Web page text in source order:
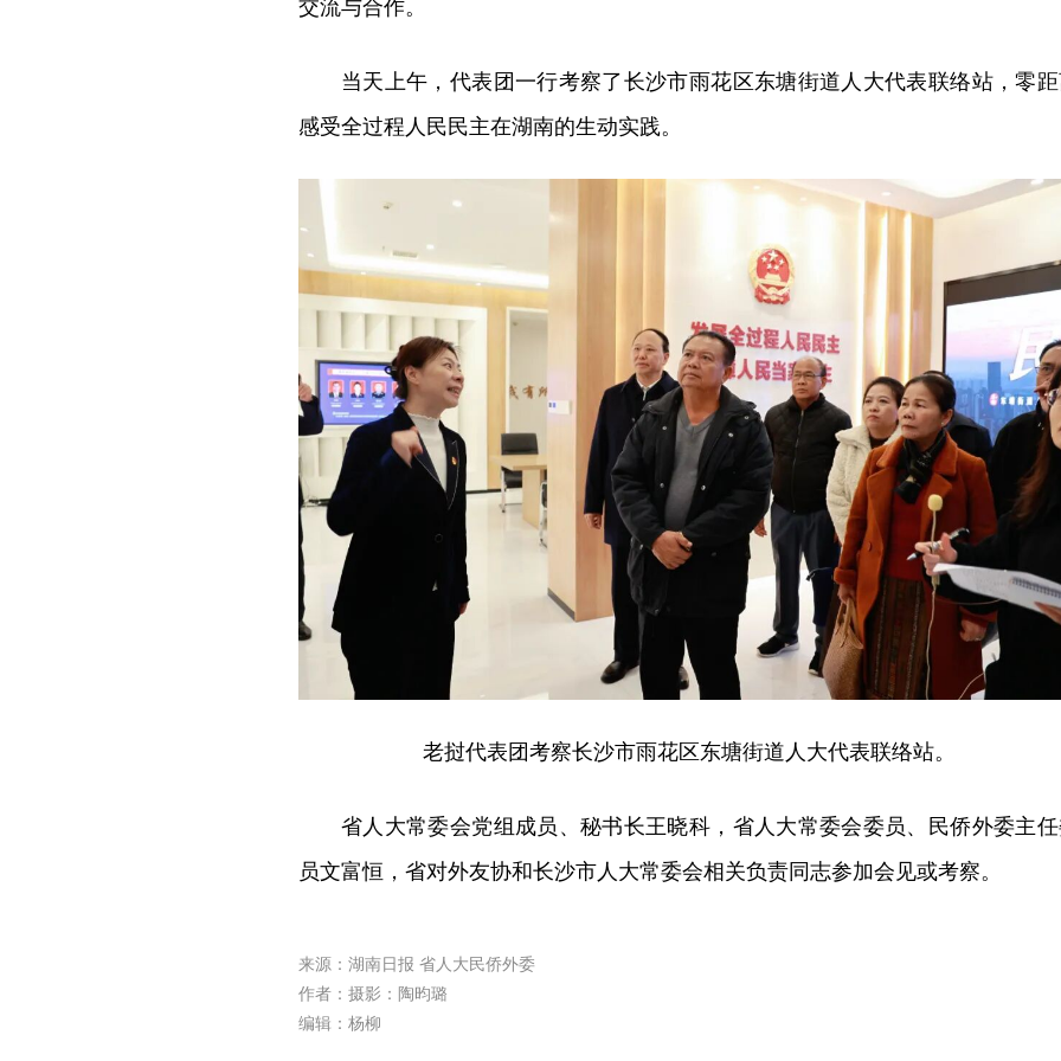
交流与合作。
当天上午，代表团一行考察了长沙市雨花区东塘街道人大代表联络站，零
感受全过程人民民主在湖南的生动实践。
老挝代表团考察长沙市雨花区东塘街道人大代表联络站。
省人大常委会党组成员、秘书长王晓科，省人大常委会委员、民侨外委主
员文富恒，省对外友协和长沙市人大常委会相关负责同志参加会见或考察。
来源：湖南日报 省人大民侨外委
作者：摄影：陶昀璐
编辑：杨柳